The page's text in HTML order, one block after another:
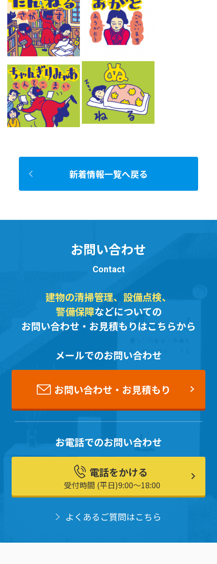
新着情報一覧へ戻る
お問い合わせ
Contact
建物の清掃管理、設備点検、
警備保障などについての
お問い合わせ・お見積もりはこちらから
メールでのお問い合わせ
お問い合わせ・お見積もり
お電話でのお問い合わせ
電話をかける
受付時間 (平日)9:00〜18:00
よくあるご質問はこちら